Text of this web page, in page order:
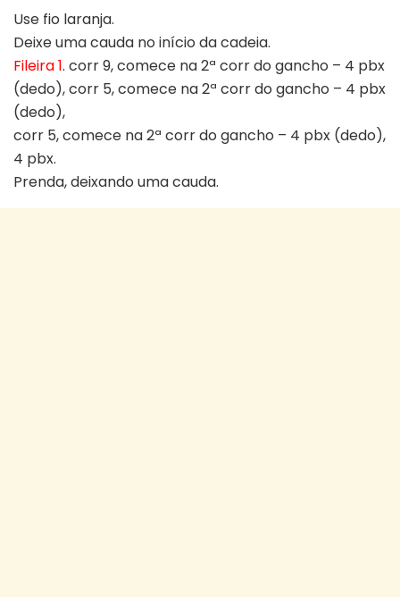
Use fio laranja.
Deixe uma cauda no início da cadeia.
Fileira 1. corr 9, comece na 2ª corr do gancho – 4 pbx
(dedo), corr 5, comece na 2ª corr do gancho – 4 pbx
(dedo),
corr 5, comece na 2ª corr do gancho – 4 pbx (dedo),
4 pbx.
Prenda, deixando uma cauda.